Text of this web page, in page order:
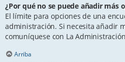
¿Por qué no se puede añadir más
El límite para opciones de una
administración. Si necesita añadir
comuníquese con La
Arriba